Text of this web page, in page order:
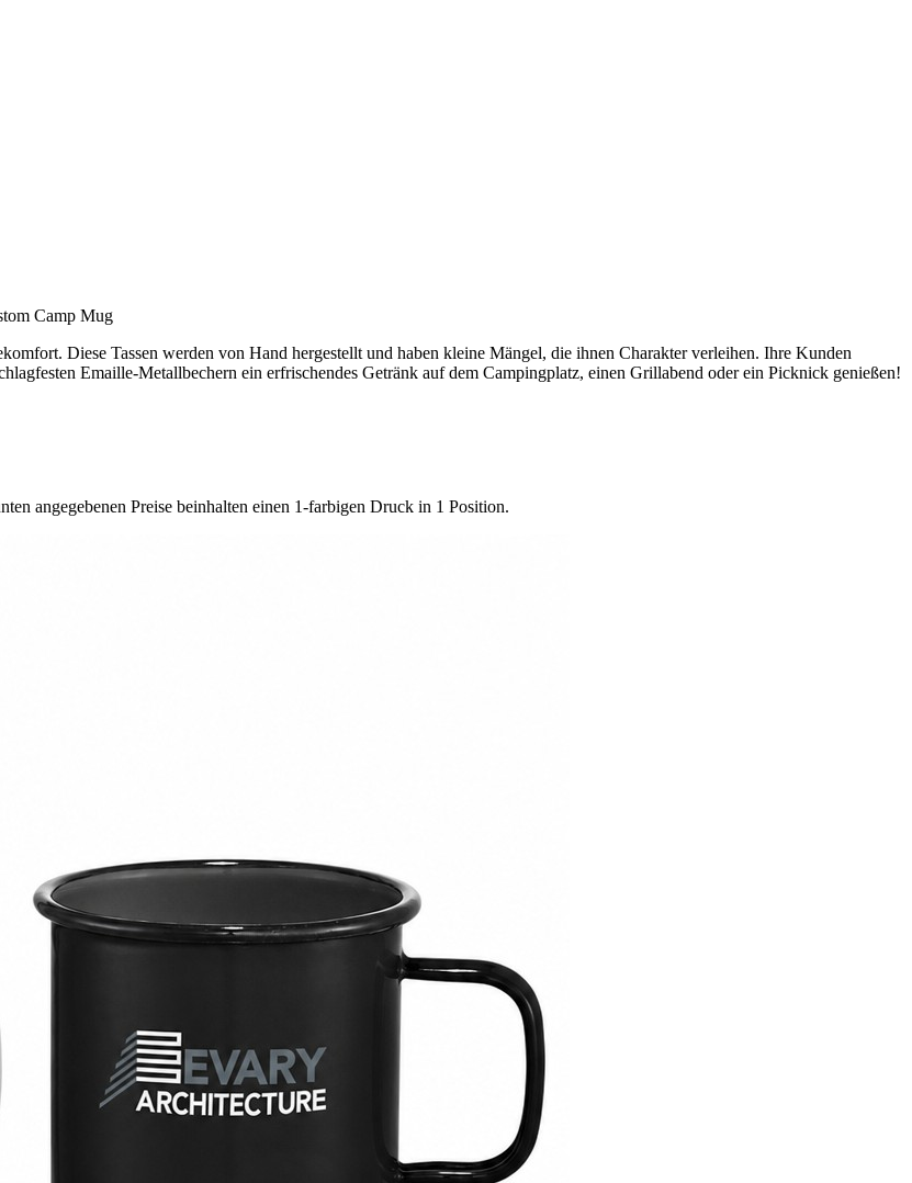
Camp Mug
Diese Tassen werden von Hand hergestellt und haben kleine Mängel, die ihnen Charakter verleihen. Ihre Kunden
Emaille-Metallbechern ein erfrischendes Getränk auf dem Campingplatz, einen Grillabend oder ein Picknick genießen!
angegebenen Preise beinhalten einen 1-farbigen Druck in 1 Position.